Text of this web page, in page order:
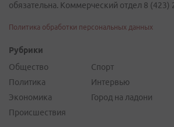
обязательна. Коммерческий отдел 8 (423)
Политика обработки персональных данных
Рубрики
Общество
Политика
Экономика
Происшествия
Спорт
Интервью
Город на ладони